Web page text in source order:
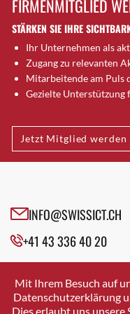
Brugg AG
Brütten
Bubendorf
Bubikon
Buchs (SG)
Bäretswil
Bülach
Cazis
Crissier
Davos Platz
Dierikon
Dietikon
FIRMENMITGLIED
STÄRKEN SIE IHRE
Ihr Unternehmen als
Zugang zu relevanten
Mitarbeitende am Puls
Gezielte Unterstützung
Jetzt Mitglied werden
INFO@SWISSICT.CH
+41 43 336 40 20
SWISSICT
VULKANSTRASSE 120
8048 ZURICH
Mit Ihrem Besuch auf
Datenschutzerklärung
Dies erlaubt uns unsere